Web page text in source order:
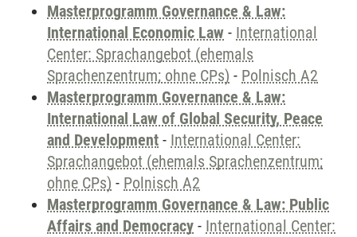
Masterprogramm Governance & Law:
International Economic Law - International
Center: Sprachangebot (ehemals
Sprachenzentrum; ohne CPs) - Polnisch A2
Masterprogramm Governance & Law:
International Law of Global Security, Peace
and Development - International Center:
Sprachangebot (ehemals Sprachenzentrum;
ohne CPs) - Polnisch A2
Masterprogramm Governance & Law: Public
Affairs and Democracy - International Center: